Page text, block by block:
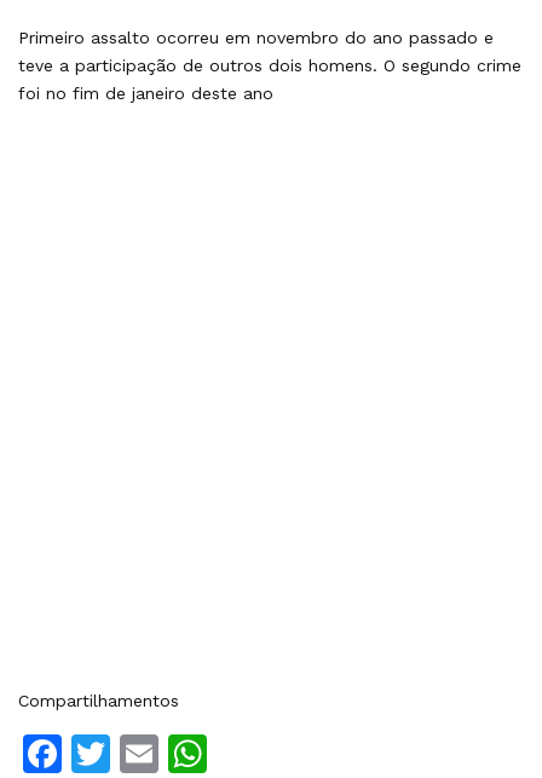
Primeiro assalto ocorreu em novembro do ano passado e
teve a participação de outros dois homens. O segundo crime
foi no fim de janeiro deste ano
Compartilhamentos
Facebook
Twitter
Email